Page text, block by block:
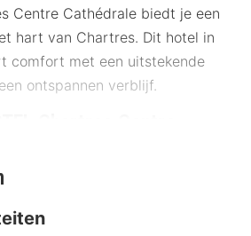
Centre Cathédrale biedt je een
hart van Chartres. Dit hotel in
comfort met een uitstekende
ontspannen verblijf.
Chartres Centre
steenworp afstand van de
en geschiedenis. Op slechts